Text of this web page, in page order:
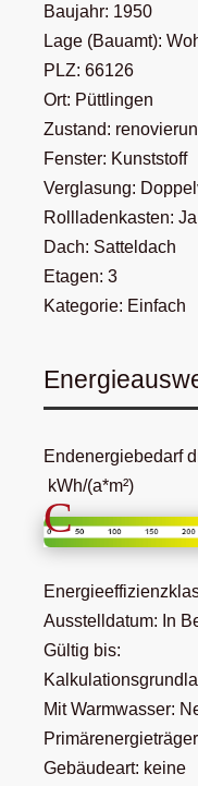
Baujahr: 1950
Lage (Bauamt):
PLZ: 66126
Ort: Püttlingen
Zustand:
Fenster: Kunststoff
Verglasung:
Rollladenkasten: Ja
Dach: Satteldach
Etagen: 3
Kategorie: Einfach
Endenergiebedarf
kWh/(a*m²)
C
Ausstelldatum: In
Gültig bis:
Mit Warmwasser:
Gebäudeart: keine